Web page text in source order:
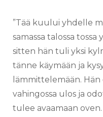
”Tää kuului yhdelle
samassa talossa
sitten hän tuli yksi
tänne käymään ja
lämmittelemään.
vahingossa ulos ja
tulee avaamaan